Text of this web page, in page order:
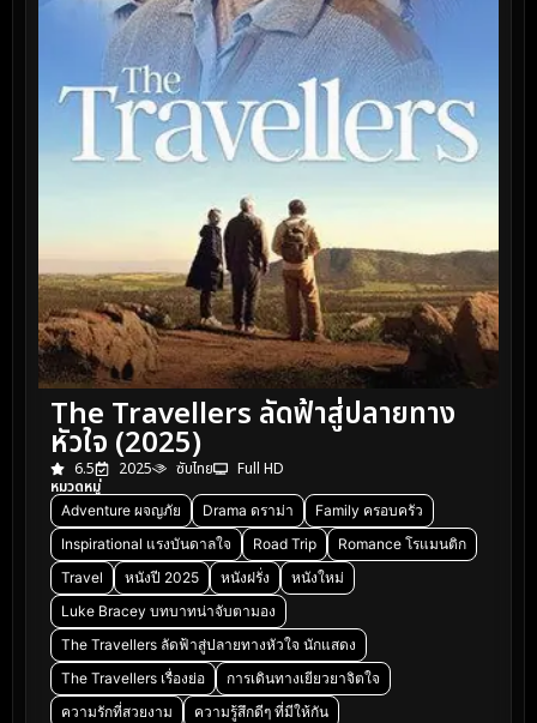
The Travellers ลัดฟ้าสู่ปลายทาง
หัวใจ (2025)
6.5 2025 ซับไทย
Full HD
หมวดหมู่
Adventure ผจญภัย Drama ดราม่า
Family ครอบครัว
Inspirational แรงบันดาลใจ
Road Trip
Romance โรแมนติก
Travel
หนังปี 2025 หนังฝรั่ง
หนังใหม่
Luke Bracey บทบาทน่าจับตามอง
The Travellers ลัดฟ้าสู่ปลายทางหัวใจ นักแสดง
The Travellers เรื่องย่อ
การเดินทางเยียวยาจิตใจ
ความรักที่สวยงาม
ความรู้สึกดีๆ ที่มีให้กัน